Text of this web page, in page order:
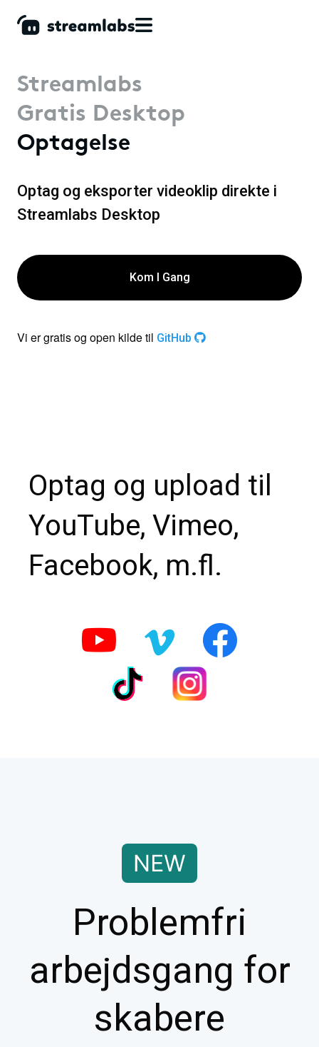
Streamlabs
Gratis Desktop
Optagelse
Optag og eksporter videoklip direkte i
Streamlabs Desktop
Kom I Gang
Vi er gratis og open kilde til GitHub
Optag og upload til
YouTube, Vimeo,
Facebook, m.fl.
Problemfri
arbejdsgang for
skabere